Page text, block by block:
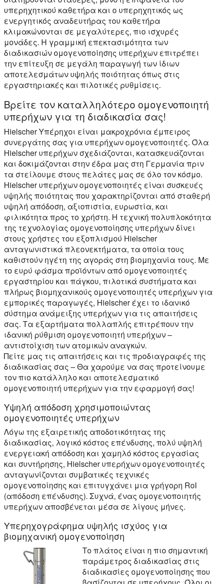
υπερηχητικού καθετήρα και ο υπερηχητικός ως
ενεργητικός αναδευτήρας του καθετήρα
κλιμακώνονται σε μεγαλύτερες, πιο ισχυρές
μονάδες. Η γραμμική επεκτασιμότητα των
διαδικασιών ομογενοποίησης υπερήχων επιτρέπει
την επίτευξη σε μεγάλη παραγωγή των ίδιων
αποτελεσμάτων υψηλής ποιότητας όπως στις
εργαστηριακές και πιλοτικές ρυθμίσεις.
Βρείτε τον καταλληλότερο ομογενοποιητή
υπερήχων για τη διαδικασία σας!
Hielscher Υπέρηχοι είναι μακροχρόνια έμπειρος
συνεργάτης σας για υπερήχων ομογενοποιητές. Όλα
Hielscher υπερήχων σχεδιάζονται, κατασκευάζονται
και δοκιμάζονται στην έδρα μας στη Γερμανία πριν
τα στείλουμε στους πελάτες μας σε όλο τον κόσμο.
Hielscher υπερήχων ομογενοποιητές είναι συσκευές
υψηλής ποιότητας που χαρακτηρίζονται από σταθερή
υψηλή απόδοση, αξιοπιστία, ευρωστία, και
φιλικότητα προς το χρήστη. Η τεχνική πολυπλοκότητα
της τεχνολογίας ομογενοποίησης υπερήχων δίνει
στους χρήστες του εξοπλισμού Hielscher
ανταγωνιστικά πλεονεκτήματα, τα οποία τους
καθιστούν ηγέτη της αγοράς στη βιομηχανία τους. Με
το ευρύ φάσμα προϊόντων από ομογενοποιητές
εργαστηρίου και πάγκου, πιλοτικά συστήματα και
πλήρως βιομηχανικούς ομογενοποιητές υπερήχων για
εμπορικές παραγωγές, Hielscher έχει το ιδανικό
σύστημα ανάμειξης υπερήχων για τις απαιτήσεις
σας. Τα εξαρτήματα πολλαπλής επιτρέπουν την
ιδανική ρύθμιση ομογενοποιητή υπερήχων –
αντιστοίχιση των ατομικών αναγκών.
Πείτε μας τις απαιτήσεις και τις προδιαγραφές της
διαδικασίας σας – Θα χαρούμε να σας προτείνουμε
τον πιο κατάλληλο και αποτελεσματικό
ομογενοποιητή υπερήχων για την εφαρμογή σας!
Υψηλή απόδοση χρησιμοποιώντας
ομογενοποιητές υπερήχων
Λόγω της εξαιρετικής αποδοτικότητας της
διαδικασίας, λογικό κόστος επένδυσης, πολύ υψηλή
ενεργειακή απόδοση και χαμηλό κόστος εργασίας
και συντήρησης, Hielscher υπερήχων ομογενοποιητές
ανταγωνίζονται συμβατικές τεχνικές
ομογενοποίησης και επιτυγχάνει μια γρήγορη RoI
(απόδοση επένδυσης). Συχνά, ένας ομογενοποιητής
υπερήχων αποσβένεται μέσα σε λίγους μήνες.
Υπερηχογράφημα υψηλής ισχύος για
βιομηχανική ομογενοποίηση
Το πλάτος είναι η πιο σημαντική
παράμετρος διαδικασίας στις
διαδικασίες ομογενοποίησης που